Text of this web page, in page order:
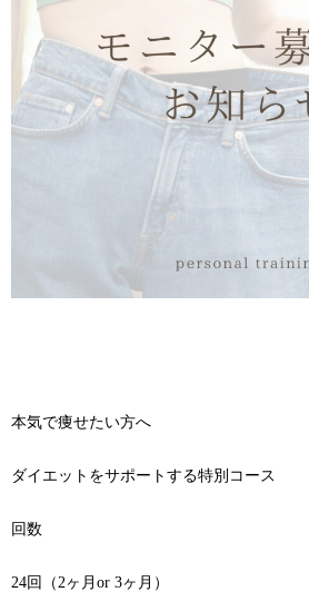
本気で痩せたい方へ
ダイエットをサポートする特別コース
回数
24回（2ヶ月or 3ヶ月）